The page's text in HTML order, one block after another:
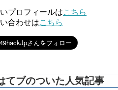
プロフィールはこちら
合わせはこちら
てブのついた人気記事